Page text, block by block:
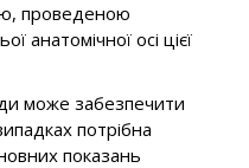
проведеною
анатомічної осі цієї
може забезпечити
потрібна
показань